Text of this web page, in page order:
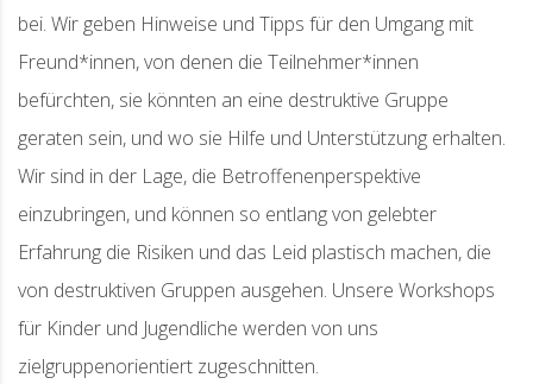
bei. Wir geben Hinweise und Tipps für den Umgang mit
Freund*innen, von denen die Teilnehmer*innen
befürchten, sie könnten an eine destruktive Gruppe
geraten sein, und wo sie Hilfe und Unterstützung erhalten.
Wir sind in der Lage, die Betroffenenperspektive
einzubringen, und können so entlang von gelebter
Erfahrung die Risiken und das Leid plastisch machen, die
von destruktiven Gruppen ausgehen. Unsere Workshops
für Kinder und Jugendliche werden von uns
zielgruppenorientiert zugeschnitten.